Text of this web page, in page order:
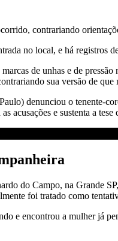
contrariando
no local, e há registros
de unhas e de
sua versão de
denunciou o tenente-
acusações e sustenta a tese
do Campo, na Grande
foi tratado como
e encontrou a mulher já